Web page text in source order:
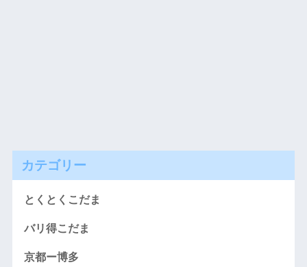
カテゴリー
とくとくこだま
バリ得こだま
京都ー博多